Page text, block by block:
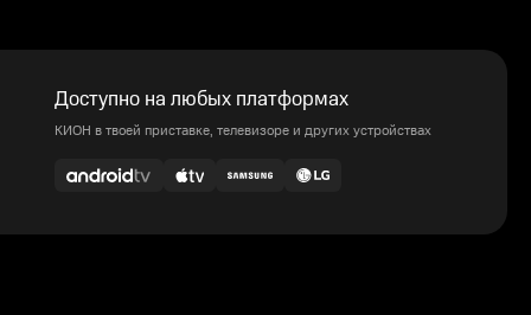
Доступно на любых платформах
КИОН в твоей приставке, телевизоре и других устройствах